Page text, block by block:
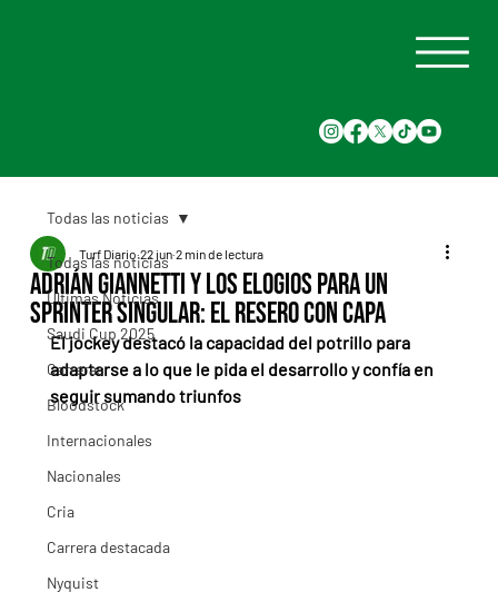
Todas las noticias
Últimas Noticias
Saudi Cup 2025
Carreras
Bloodstock
Internacionales
Nacionales
Cria
Carrera destacada
Nyquist
Todas las noticias
Adrián Giannetti y los elogios para un
sprinter singular: El Resero Con Capa
Turf Diario 22 jun 2 min de lectura
El jockey destacó la capacidad del potrillo para
adaptarse a lo que le pida el desarrollo y confía en
seguir sumando triunfos